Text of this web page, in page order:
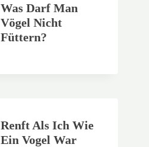
Was Darf Man
Vögel Nicht
Füttern?
Renft Als Ich Wie
Ein Vogel War